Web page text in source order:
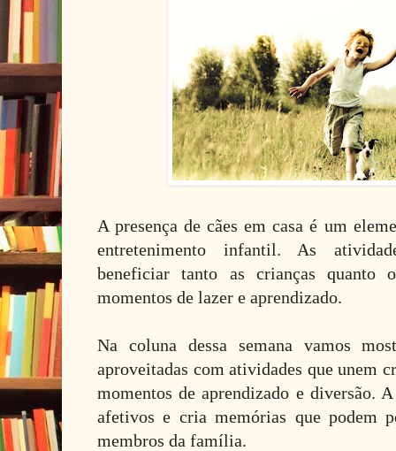
A presença de cães em casa é um
entretenimento infantil. As
beneficiar tanto as crianças quanto
momentos de lazer e aprendizado.
Na coluna dessa semana vamos
aproveitadas com atividades que unem
momentos de aprendizado e diversão.
afetivos e cria memórias que podem
membros da família.